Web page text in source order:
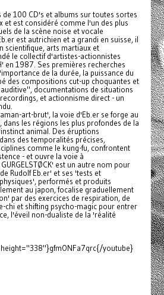
de 100 CD's et albums sur toutes sortes
et est considéré comme l'un des plus
de la scène noise et vocale
est autrichien et a grandi en suisse, il
scientifique, arts martiaux et
le collectif d'artistes-actionnistes
en 1987. Ses premières recherches
de la durée, la puissance du
des compositions cut-up choquantes et
documentations de situations
et actionnisme direct - un
art-brut', la voie d'Eb.er se forge au
les régions les plus profondes de la
animal. Des éruptions
des temporalités précises,
comme le kung-fu, confrontent
- et ouvre la voie à
est un autre nom pour
Rudolf Eb.er' et ses 'tests et
performés et produits
au japon, focalise graduellement
par des exercices de respiration, de
chi et shifting psycho-magic pour entrer
l'éveil non-dualiste de la 'réalité
youtube}